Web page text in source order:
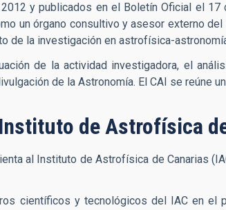
y publicados en el Boletín Oficial el
un órgano consultivo y asesor externo
de la investigación en astrofísica-
de la actividad investigadora, el
de la Astronomía. El CAI se reúne
de Astrofísica
al Instituto de Astrofísica de Canarias
científicos y tecnológicos del IAC en el